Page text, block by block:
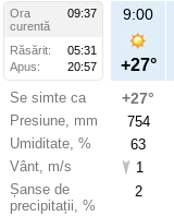
Ora
09:37
curentă
Răsărit:
05:31
Apus:
20:57
Se simte ca
Presiune, mm
Umiditate, %
Vânt, m/s
Șanse de
precipitații, %
9:00
+27°
+27°
754
63
1
2